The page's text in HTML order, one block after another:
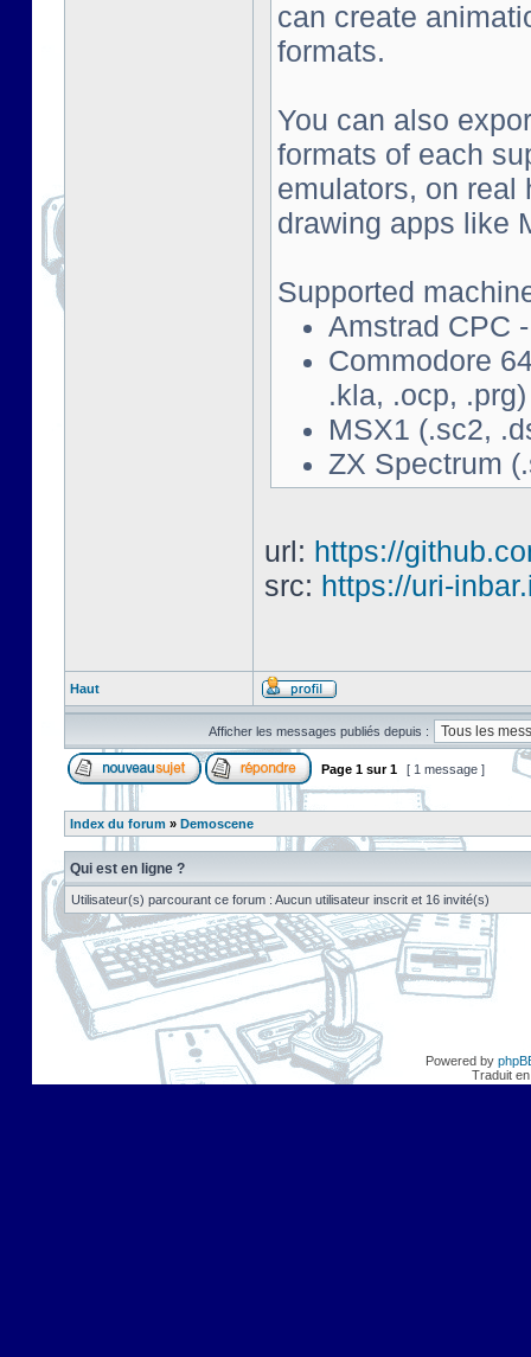
can create
formats.
You can also
formats of each
emulators, on real
drawing apps like
Supported
Amstrad CPC
Commodore
.kla, .ocp, .prg)
MSX1 (.sc2,
ZX Spectrum
url: https://
src: https://uri-
Haut
Afficher les messages publiés depuis :
Page 1 sur1 [ 1 message ]
Index du forum » Demoscene
Qui est en ligne ?
Utilisateur(s) parcourant ce forum : Aucun utilisateur inscrit et 16 invité(s)
Powered by
Traduit